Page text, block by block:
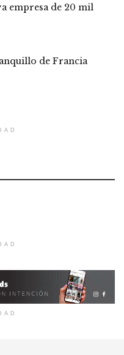
empresa de 20 mil
de Francia